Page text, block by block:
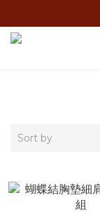
Sort by